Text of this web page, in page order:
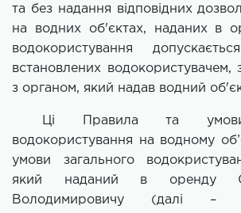
та без надання відповідних
на водних об'єктах, наданих в
водокористування
встановлених водокористувачем,
з органом, який надав водний
Ці Правила та умови
водокористування на водному
умови загального
який наданий в оренду
Володимировичу (далі –